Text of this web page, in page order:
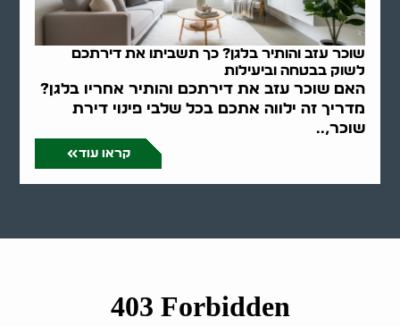
שוכר עזב והותיר בלגן? כך תשביתו את דירתכם
לשוק בבטחה וביעילות
האם שוכר עזב את דירתכם והותיר אחריו בלגן?
מדריך זה ילווה אתכם בכל שלבי פינוי דירת
שוכר,..
קראו עוד